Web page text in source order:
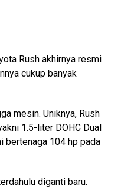
Rush akhirnya resmi
cukup banyak
mesin. Uniknya, Rush
1.5-liter DOHC Dual
bertenaga 104 hp pada
diganti baru.